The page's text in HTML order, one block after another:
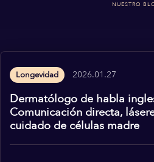
NUESTRO
Longevidad 2026.01.27
Dermatólogo de habla
Comunicación directa,
cuidado de células madre